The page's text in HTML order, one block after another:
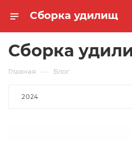
Сборка удилищ
Сборка
Главная — Блог
2024